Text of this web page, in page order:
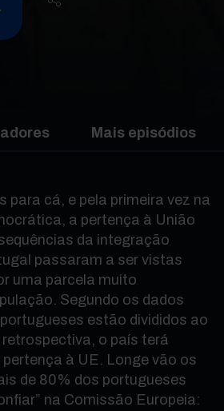
Mais episódios
para cá, e pela primeira vez na
a pertença à União
da integração
passaram a ser vistas
uma parcela muito
Segundo os dados
estão divididos ao
o país terá
à UE. Longe vão os
de 80% dos portugueses
na Comissão Europeia: